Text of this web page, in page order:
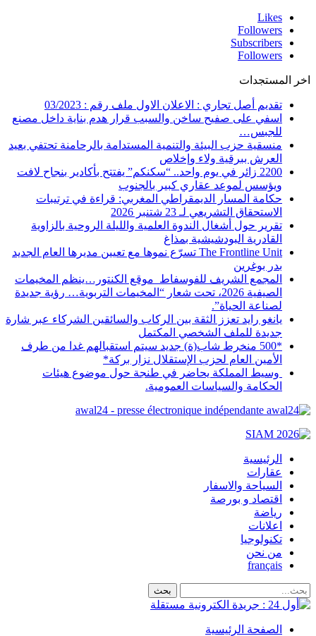
Likes
Followers
Subscribers
Followers
اخر المستجدات
تقديم أصل تجاري : الاعلان الاول ملف رقم : 03/2023
اسفي على صفيح ساخن والسبب قرار هدم بناية داخل مصنع
للجبس…
منسقية حزب البيئة والتنمية المستدامة بالرحامنة تحتفي بعيد
العرش ببرقية ولاء وإخلاص
2200 زائر في يوم واحد.. “سكنكم” يفتتح بأكادير بنجاح لافت
ويؤسس لموعد عقاري كبير بالجنوب
حكامة المسار الديمقراطي المغربي: قراءة في ترتيبات
الاستحقاق التشريعي لـ 23 شتنبر 2026
تقرير حول أشغال الندوة العلمية والليلة الروحية بالزاوية
القادرية البودشيشية بمذاغ
The Frontline Unit تسرّع نموها مع تعيين مديرها العام الجديد
بدر بوغرين
المجمع الشريف للفوسفاط موقع الكنتور…ينظم المخيمات
الصيفية 2026، تحت شعار “المخيمات التربوية… رؤية جديدة
لصناعة الحياة”.
يانغو رايد تعزز الثقة بين الركاب والسائقين الشركاء عبر شارة
جديدة للملف الشخصي المكتمل
*500 منخرط شاب(ة) جديد سيتم استقبالهم غدا من طرف
الأمين العام لحزب الإستقلال نزار بركة*
​وسيط المملكة يحاضر في طنجة حول موضوع هيئات
الحكامة والسياسات العمومية.
awal24 - presse électronique indépendante
الرئيسية
عقارات
السياحة والاسفار
اقتصاد و بورصة
رياضة
اعلانات
تكنولوجيا
من نحن
français
الصفحة الرئيسية